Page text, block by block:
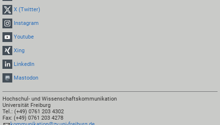
X (Twitter)
Instagram
Youtube
Xing
LinkedIn
Mastodon
Hochschul- und Wissenschaftskommunikation
Universität Freiburg
Tel.: (+49) 0761 203 4302
Fax: (+49) 0761 203 4278